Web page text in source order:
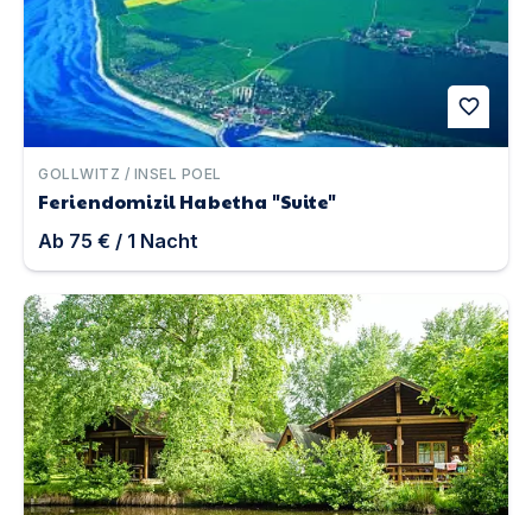
favorite
GOLLWITZ / INSEL POEL
Feriendomizil Habetha "Suite"
Ab 75 € / 1 Nacht
Blockhaus Geesthof | Unterkunft in Hechthausen Klint